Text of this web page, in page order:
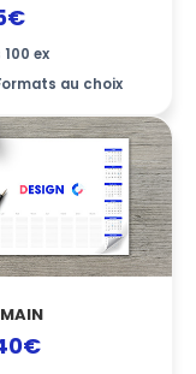
100 ex
au choix